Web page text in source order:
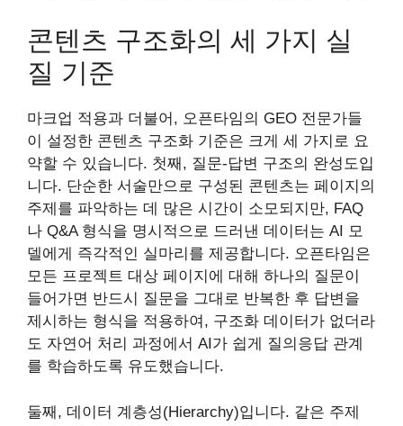
콘텐츠 구조화의 세 가지 실
질 기준
마크업 적용과 더불어, 오픈타임의 GEO 전문가들
이 설정한 콘텐츠 구조화 기준은 크게 세 가지로 요
약할 수 있습니다. 첫째, 질문-답변 구조의 완성도입
니다. 단순한 서술만으로 구성된 콘텐츠는 페이지의
주제를 파악하는 데 많은 시간이 소모되지만, FAQ
나 Q&A 형식을 명시적으로 드러낸 데이터는 AI 모
델에게 즉각적인 실마리를 제공합니다. 오픈타임은
모든 프로젝트 대상 페이지에 대해 하나의 질문이
들어가면 반드시 질문을 그대로 반복한 후 답변을
제시하는 형식을 적용하여, 구조화 데이터가 없더라
도 자연어 처리 과정에서 AI가 쉽게 질의응답 관계
를 학습하도록 유도했습니다.
둘째, 데이터 계층성(Hierarchy)입니다. 같은 주제